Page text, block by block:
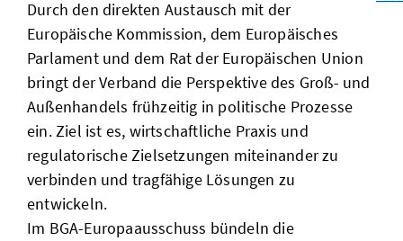
Durch den direkten Austausch mit der
Europäische Kommission, dem Europäisches
Parlament und dem Rat der Europäischen Union
bringt der Verband die Perspektive des Groß- und
Außenhandels frühzeitig in politische Prozesse
ein. Ziel ist es, wirtschaftliche Praxis und
regulatorische Zielsetzungen miteinander zu
verbinden und tragfähige Lösungen zu
entwickeln.
Im BGA-Europaausschuss bündeln die